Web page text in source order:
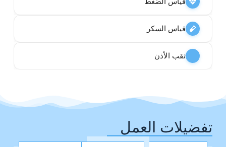
قياس السكر
ثقب الأذن
تفضيلات العمل